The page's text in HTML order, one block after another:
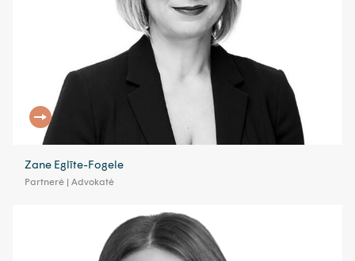
Zane Eglīte-Fogele
Partnerė | Advokatė